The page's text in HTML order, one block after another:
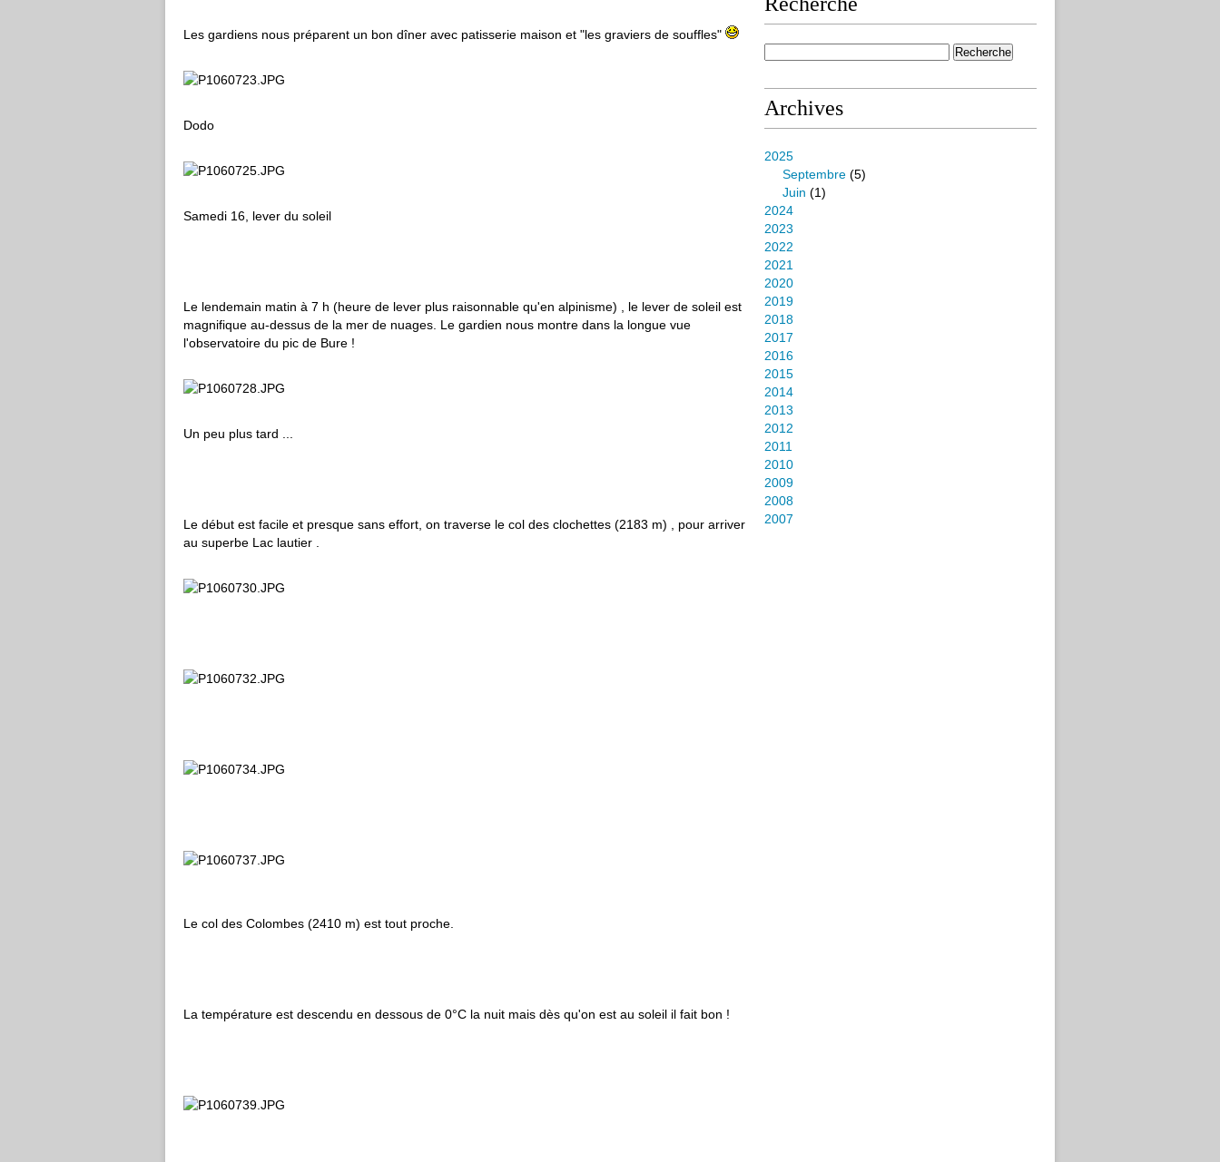
Les gardiens nous préparent un bon dîner avec patisserie maison et "les graviers de souffles"
Dodo
Samedi 16, lever du soleil
Le lendemain matin à 7 h (heure de lever plus raisonnable qu'en alpinisme) , le lever de soleil est
magnifique au-dessus de la mer de nuages. Le gardien nous montre dans la longue vue
l'observatoire du pic de Bure !
Un peu plus tard ...
Le début est facile et presque sans effort, on traverse le col des clochettes (2183 m) , pour arriver
au superbe Lac lautier .
Le col des Colombes (2410 m) est tout proche.
La température est descendu en dessous de 0°C la nuit mais dès qu'on est au soleil il fait bon !
Archives
2025
Septembre (5)
Juin (1)
2024
2023
2022
2021
2020
2019
2018
2017
2016
2015
2014
2013
2012
2011
2010
2009
2008
2007